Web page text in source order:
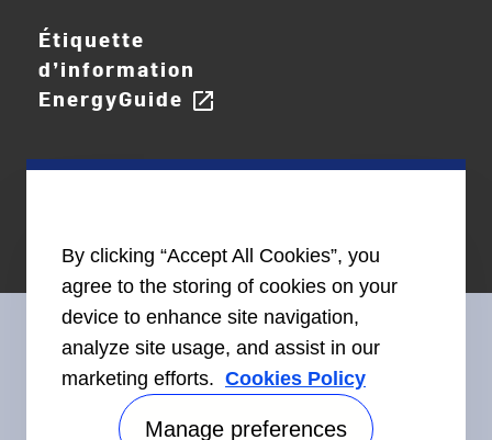
Étiquette
d’information
EnergyGuide open_in_new
Restez en contact avec nous
By clicking “Accept All Cookies”, you
agree to the storing of cookies on your
device to enhance site navigation,
analyze site usage, and assist in our
marketing efforts. Cookies Policy
Manage preferences